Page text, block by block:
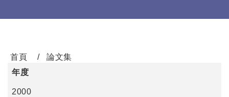
首頁
論文集
年度
2000